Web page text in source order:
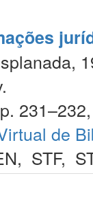
de
, STF,